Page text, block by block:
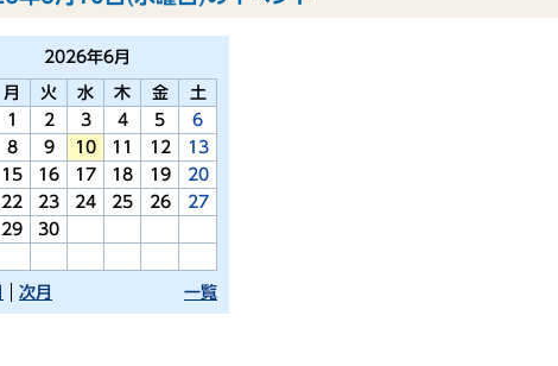
2026年6月
月 火 水 木 金
土
1
2 3 4 5
6
8 9 10 11 12
13
15 16 17 18 19
20
22 23 24 25 26
27
29 30
一覧
次月